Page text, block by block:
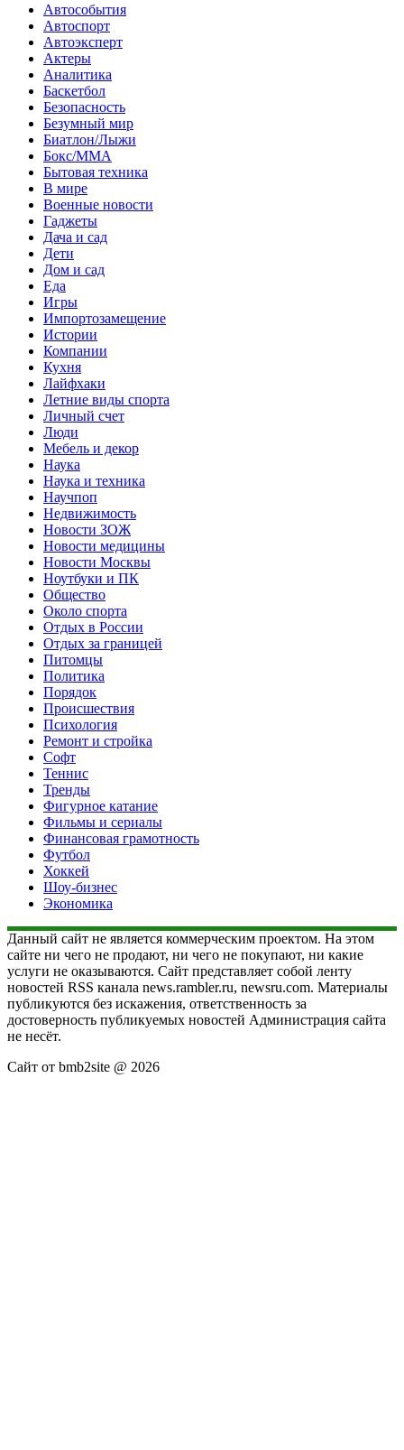
Автособытия
Автоспорт
Автоэксперт
Актеры
Аналитика
Баскетбол
Безопасность
Безумный мир
Биатлон/Лыжи
Бокс/MMA
Бытовая техника
В мире
Военные новости
Гаджеты
Дача и сад
Дети
Дом и сад
Еда
Игры
Импортозамещение
Истории
Компании
Кухня
Лайфхаки
Летние виды спорта
Личный счет
Люди
Мебель и декор
Наука
Наука и техника
Научпоп
Недвижимость
Новости ЗОЖ
Новости медицины
Новости Москвы
Ноутбуки и ПК
Общество
Около спорта
Отдых в России
Отдых за границей
Питомцы
Политика
Порядок
Происшествия
Психология
Ремонт и стройка
Софт
Теннис
Тренды
Фигурное катание
Фильмы и сериалы
Финансовая грамотность
Футбол
Хоккей
Шоу-бизнес
Экономика
Данный сайт не является коммерческим проектом. На этом
сайте ни чего не продают, ни чего не покупают, ни какие
услуги не оказываются. Сайт представляет собой ленту
новостей RSS канала news.rambler.ru, newsru.com. Материалы
публикуются без искажения, ответственность за
достоверность публикуемых новостей Администрация сайта
не несёт.
Сайт от bmb2site @ 2026